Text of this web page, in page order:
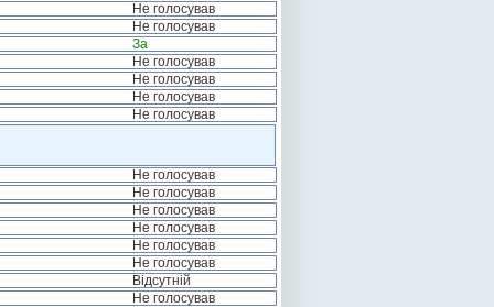
Не голосував
Не голосував
За
Не голосував
Не голосував
Не голосував
Не голосував
Не голосував
Не голосував
Не голосував
Не голосував
Не голосував
Не голосував
Відсутній
Не голосував